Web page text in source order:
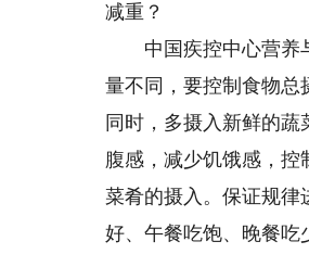
减重？
中国疾控中心营养与
量不同，要控制食物总
同时，多摄入新鲜的
腹感，减少饥饿感，
菜肴的摄入。保证规律
好、午餐吃饱、晚餐吃